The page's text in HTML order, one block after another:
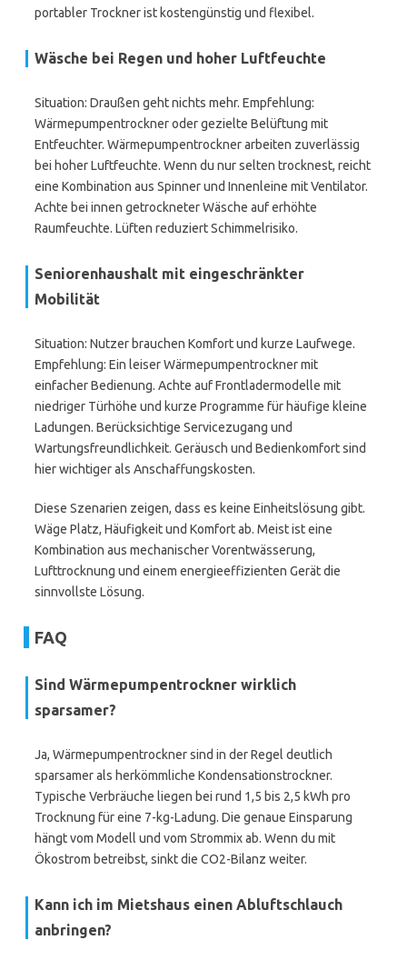
portabler Trockner ist kostengünstig und flexibel.
Wäsche bei Regen und hoher Luftfeuchte
Situation: Draußen geht nichts mehr. Empfehlung:
Wärmepumpentrockner oder gezielte Belüftung mit
Entfeuchter. Wärmepumpentrockner arbeiten zuverlässig
bei hoher Luftfeuchte. Wenn du nur selten trocknest, reicht
eine Kombination aus Spinner und Innenleine mit Ventilator.
Achte bei innen getrockneter Wäsche auf erhöhte
Raumfeuchte. Lüften reduziert Schimmelrisiko.
Seniorenhaushalt mit eingeschränkter
Mobilität
Situation: Nutzer brauchen Komfort und kurze Laufwege.
Empfehlung: Ein leiser Wärmepumpentrockner mit
einfacher Bedienung. Achte auf Frontladermodelle mit
niedriger Türhöhe und kurze Programme für häufige kleine
Ladungen. Berücksichtige Servicezugang und
Wartungsfreundlichkeit. Geräusch und Bedienkomfort sind
hier wichtiger als Anschaffungskosten.
Diese Szenarien zeigen, dass es keine Einheitslösung gibt.
Wäge Platz, Häufigkeit und Komfort ab. Meist ist eine
Kombination aus mechanischer Vorentwässerung,
Lufttrocknung und einem energieeffizienten Gerät die
sinnvollste Lösung.
FAQ
Sind Wärmepumpentrockner wirklich
sparsamer?
Ja, Wärmepumpentrockner sind in der Regel deutlich
sparsamer als herkömmliche Kondensationstrockner.
Typische Verbräuche liegen bei rund 1,5 bis 2,5 kWh pro
Trocknung für eine 7-kg-Ladung. Die genaue Einsparung
hängt vom Modell und vom Strommix ab. Wenn du mit
Ökostrom betreibst, sinkt die CO2-Bilanz weiter.
Kann ich im Mietshaus einen Abluftschlauch
anbringen?